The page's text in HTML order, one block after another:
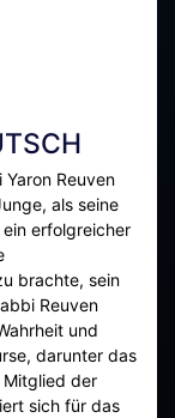
Reuven
als seine
ein erfolgreicher
brachte, sein
Reuven
und
darunter das
Mitglied der
sich für das